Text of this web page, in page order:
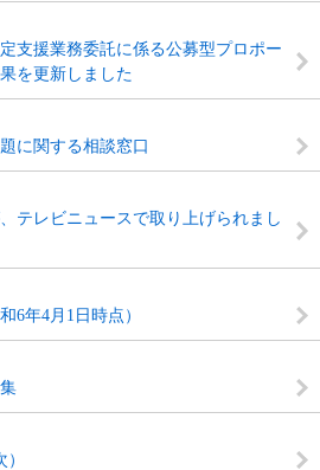
支援業務委託に係る公募型プロポー
を更新しました
に関する相談窓口
テレビニュースで取り上げられまし
6年4月1日時点）